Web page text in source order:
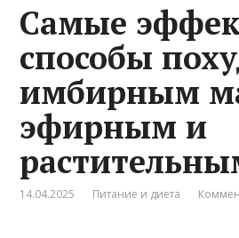
Самые
способы
имбирным
эфирным и
14.04.2025 Питание и диета